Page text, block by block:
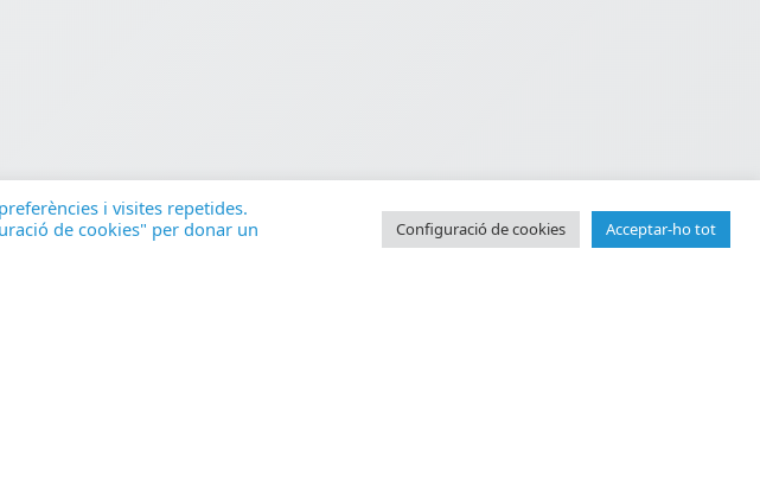
i visites repetides.
de cookies" per donar un
Configuració de cookies Acceptar-ho tot